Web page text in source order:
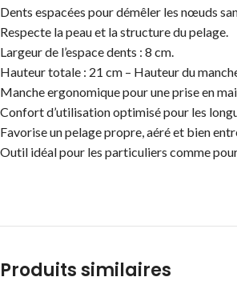
Dents espacées pour démêler les nœuds
Respecte la peau et la structure du pelage.
Largeur de l’espace dents : 8 cm.
Hauteur totale : 21 cm – Hauteur du
Manche ergonomique pour une prise en
Confort d’utilisation optimisé pour les
Favorise un pelage propre, aéré et bien
Outil idéal pour les particuliers comme
Produits similaires